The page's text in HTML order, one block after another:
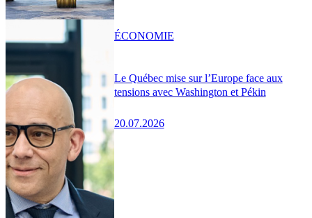
Le Québec mise sur l’Europe face aux
tensions avec Washington et Pékin
20.07.2026
ÉCONOMIE